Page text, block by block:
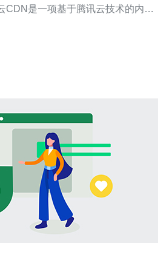
CDN是一项基于腾讯云技术的内容
云将在香港建立CDN加速服务器，